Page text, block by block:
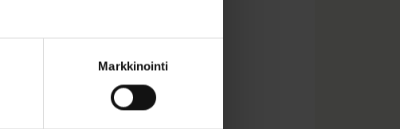
Markkinointi
aiemmin
se on yhteneväinen
ilmi, että Suomessa